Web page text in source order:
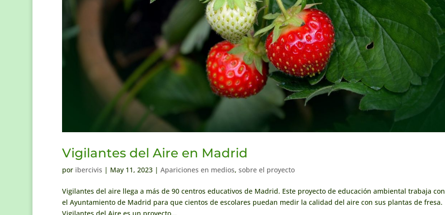
Vigilantes del Aire en Madrid
por ibercivis | May 11, 2023| Apariciones en medios, sobre el proyecto
Vigilantes del aire llega a más de 90 centros educativos de Madrid. Este proyecto de educación ambiental trabaja con
el Ayuntamiento de Madrid para que cientos de escolares puedan medir la calidad del aire con sus plantas de fresa.